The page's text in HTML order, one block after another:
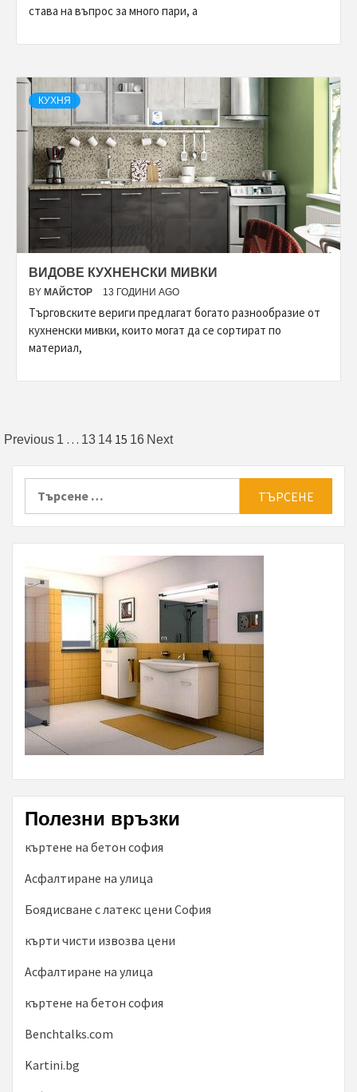
става на въпрос за много пари, а
КУХНЯ
ВИДОВЕ КУХНЕНСКИ МИВКИ
BY МАЙСТОР 13 ГОДИНИ AGO
Търговските вериги предлагат богато разнообразие от
кухненски мивки, които могат да се сортират по
материал,
Разделяне
на
публикациите
на
страници
Previous 1 … 13 14 15 16 Next
Полезни връзки
къртене на бетон софия
Асфалтиране на улица
Боядисване с латекс цени София
кърти чисти извозва цени
Асфалтиране на улица
къртене на бетон софия
Benchtalks.com
Kartini.bg